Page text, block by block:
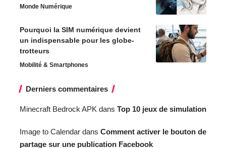
Monde Numérique
Pourquoi la SIM numérique devient
un indispensable pour les globe-
trotteurs
Mobilité & Smartphones
Derniers commentaires
Minecraft Bedrock APK dans Top 10 jeux de simulation
Image to Calendar dans Comment activer le bouton de
partage sur une publication Facebook